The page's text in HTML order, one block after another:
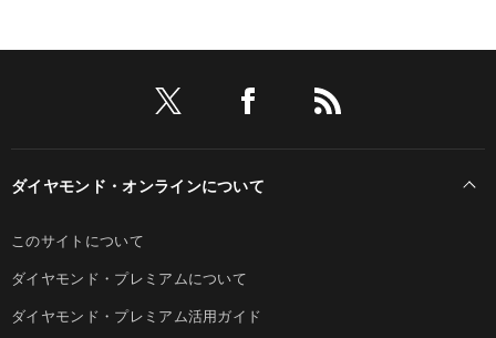
ダイヤモンド・オンラインについて
このサイトについて
ダイヤモンド・プレミアムについて
ダイヤモンド・プレミアム活用ガイド